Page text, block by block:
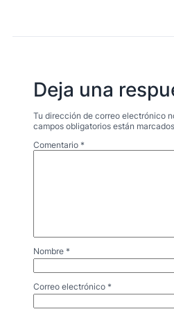
Deja una
Tu dirección de correo electrónico
campos obligatorios están
Comentario *
Nombre *
Correo electrónico *